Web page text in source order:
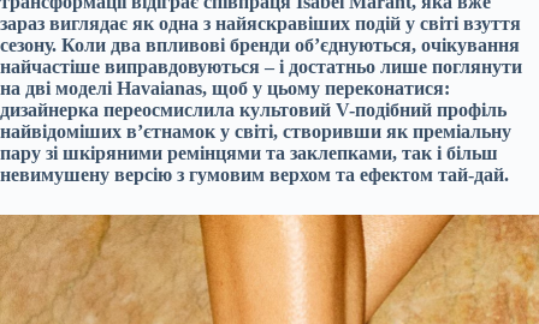
зараз виглядає як одна з найяскравіших подій у світі взуття
сезону. Коли два впливові бренди об’єднуються, очікування
найчастіше виправдовуються – і достатньо лише поглянути
на дві моделі Havaianas, щоб у цьому переконатися:
дизайнерка переосмислила культовий V-подібний профіль
найвідоміших в’єтнамок у світі, створивши як преміальну
пару зі шкіряними ремінцями та заклепками, так і більш
невимушену версію з гумовим верхом та ефектом тай-дай.